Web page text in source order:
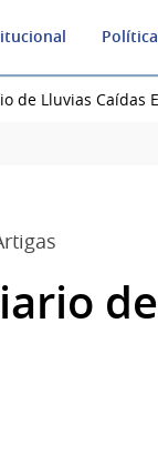
de Lluvias Caídas